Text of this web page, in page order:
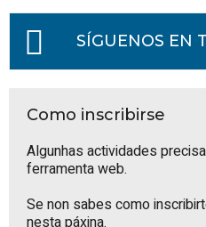
SÍGUENOS EN
Como inscribirse
Algunhas actividades
ferramenta web.
Se non sabes como
nesta páxina.